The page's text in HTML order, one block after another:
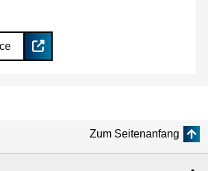
Zum Seitenanfang